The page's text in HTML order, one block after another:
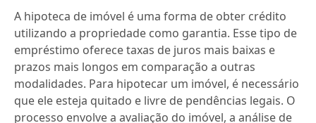
A hipoteca de imóvel é uma forma de obter crédito
utilizando a propriedade como garantia. Esse tipo de
empréstimo oferece taxas de juros mais baixas e
prazos mais longos em comparação a outras
modalidades. Para hipotecar um imóvel, é necessário
que ele esteja quitado e livre de pendências legais. O
processo envolve a avaliação do imóvel, a análise de